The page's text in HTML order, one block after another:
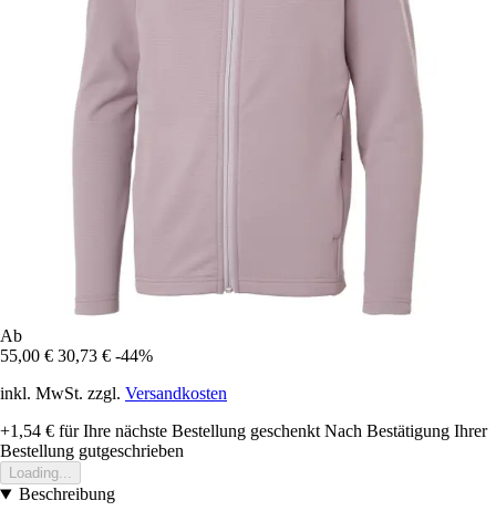
Ab
55,00 € 30,73 € -44%
inkl. MwSt. zzgl. Versandkosten
+1,54 € für Ihre nächste Bestellung geschenkt Nach Bestätigung Ihrer
Bestellung gutgeschrieben
Loading...
Beschreibung